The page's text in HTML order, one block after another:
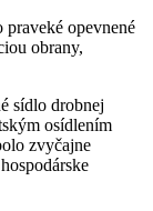
praveké opevnené
obrany,
sídlo drobnej
osídlením
zvyčajne